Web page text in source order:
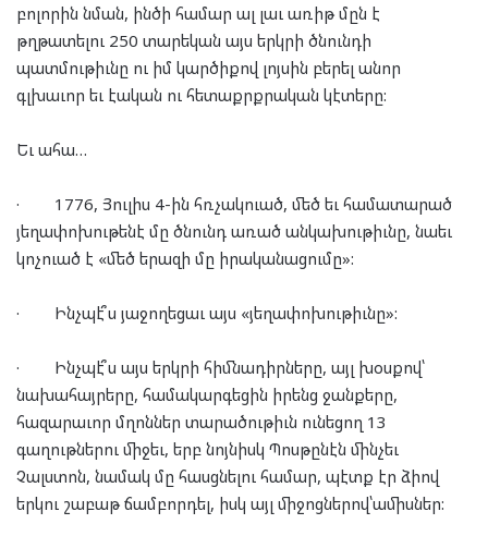
բոլորին նման, ինծի համար ալ լաւ առիթ մըն է
թղթատելու 250 տարեկան այս երկրի ծնունդի
պատմութիւնը ու իմ կարծիքով լոյսին բերել անոր
գլխաւոր եւ էական ու հետաքրքրական կէտերը:
Եւ ահա…
· 1776, Յուլիս 4-ին հռչակուած, մեծ եւ համատարած
յեղափոխութենէ մը ծնունդ առած անկախութիւնը, նաեւ
կոչուած է «մեծ երազի մը իրականացումը»:
· Ինչպէ՞ս յաջողեցաւ այս «յեղափոխութիւնը»:
· Ինչպէ՞ս այս երկրի հիմնադիրները, այլ խօսքով՝
նախահայրերը, համակարգեցին իրենց ջանքերը,
հազարաւոր մղոններ տարածութիւն ունեցող 13
գաղութներու միջեւ, երբ նոյնիսկ Պոսթընէն մինչեւ
Չալստոն, նամակ մը հասցնելու համար, պէտք էր ձիով
երկու շաբաթ ճամբորդել, իսկ այլ միջոցներով՝ամիսներ: